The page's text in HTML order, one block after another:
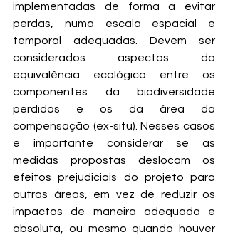
implementadas de forma a evitar
perdas, numa escala espacial e
temporal adequadas. Devem ser
considerados aspectos da
equivalência ecológica entre os
componentes da biodiversidade
perdidos e os da área da
compensação (ex-situ). Nesses casos
é importante considerar se as
medidas propostas deslocam os
efeitos prejudiciais do projeto para
outras áreas, em vez de reduzir os
impactos de maneira adequada e
absoluta, ou mesmo quando houver